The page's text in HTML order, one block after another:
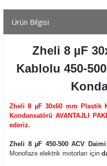
Ürün Bilgisi
Zheli 8 µF
Kablolu 450-
Zheli 8 µF 30x60 mm Plastik
Kondansatörü AVANTAJLI
ederiz.
Zheli 8 µF 450-500 ACV
Monofaze elektrik motorları için